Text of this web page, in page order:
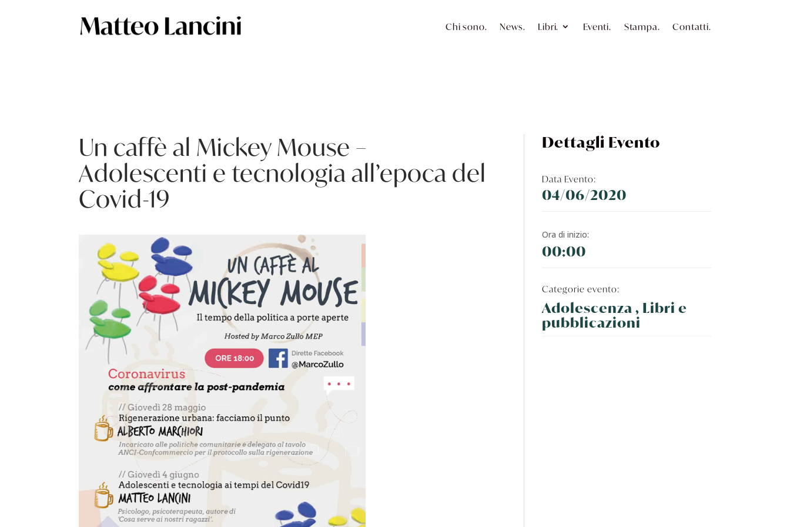
Chi sono. News. Libri. Eventi. Stampa. Contatti.
Un caffè al Mickey Mouse –
Adolescenti e tecnologia all’epoca del
Covid-19
Dettagli Evento
Data Evento:
04/06/2020
Ora di inizio:
00:00
Categorie evento:
Adolescenza , Libri e
pubblicazioni